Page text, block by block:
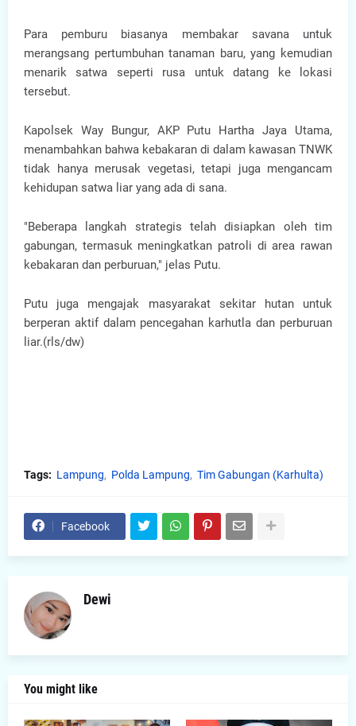
Para pemburu biasanya membakar savana untuk
merangsang pertumbuhan tanaman baru, yang kemudian
menarik satwa seperti rusa untuk datang ke lokasi
tersebut.
Kapolsek Way Bungur, AKP Putu Hartha Jaya Utama,
menambahkan bahwa kebakaran di dalam kawasan TNWK
tidak hanya merusak vegetasi, tetapi juga mengancam
kehidupan satwa liar yang ada di sana.
"Beberapa langkah strategis telah disiapkan oleh tim
gabungan, termasuk meningkatkan patroli di area rawan
kebakaran dan perburuan," jelas Putu.
Putu juga mengajak masyarakat sekitar hutan untuk
berperan aktif dalam pencegahan karhutla dan perburuan
liar.(rls/dw)
Tags: Lampung Polda Lampung Tim Gabungan (Karhulta)
Facebook
Dewi
You might like